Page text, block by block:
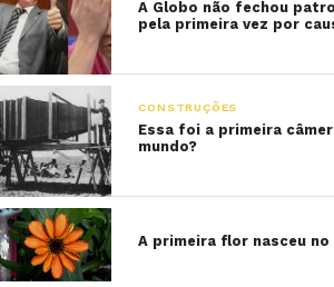
A Globo não fechou
pela primeira vez por
CONSTRUÇÕES
Essa foi a primeira
mundo?
A primeira flor nasceu no